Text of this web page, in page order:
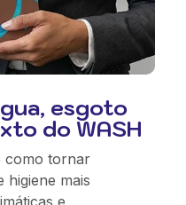
esgoto
do WASH
como tornar
higiene mais